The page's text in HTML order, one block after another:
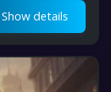
Show details